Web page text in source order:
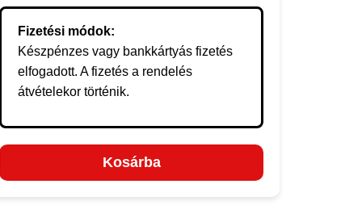
Fizetési módok:
Készpénzes vagy bankkártyás fizetés
elfogadott. A fizetés a rendelés
átvételekor történik.
Kosárba